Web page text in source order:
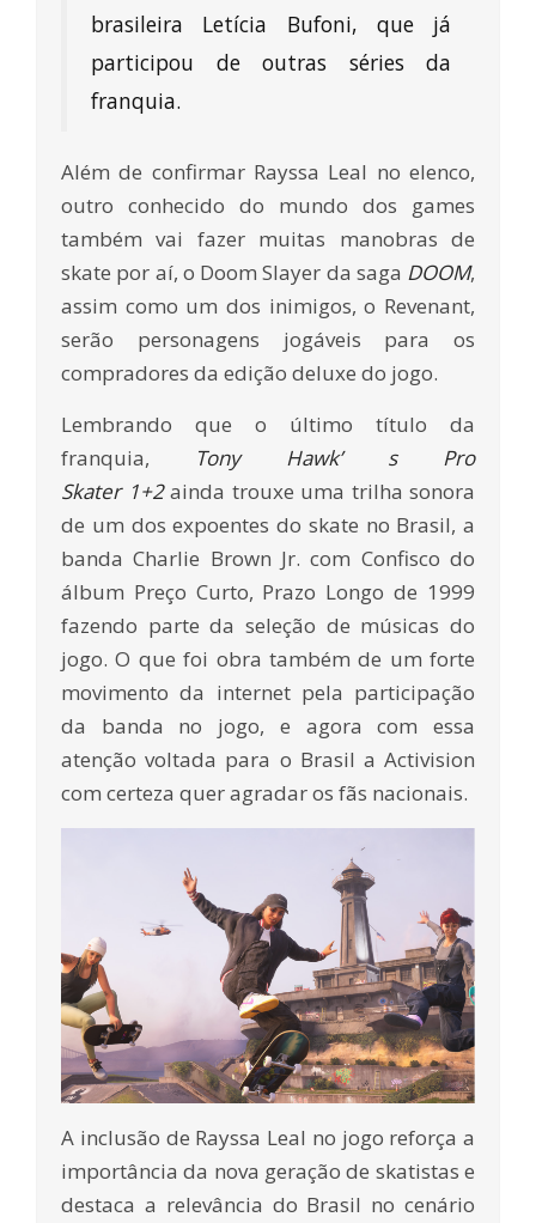
brasileira Letícia Bufoni, que já
participou de outras séries da
franquia.
Além de confirmar Rayssa Leal no elenco,
outro conhecido do mundo dos games
também vai fazer muitas manobras de
skate por aí, o Doom Slayer da saga DOOM,
assim como um dos inimigos, o Revenant,
serão personagens jogáveis para os
compradores da edição deluxe do jogo.
Lembrando que o último título da
franquia,
Tony Hawk’ s Pro
Skater 1+2ainda trouxe uma trilha sonora
de um dos expoentes do skate no Brasil, a
banda Charlie Brown Jr. com Confisco do
álbum Preço Curto, Prazo Longo de 1999
fazendo parte da seleção de músicas do
jogo. O que foi obra também de um forte
movimento da internet pela participação
da banda no jogo, e agora com essa
atenção voltada para o Brasil a Activision
com certeza quer agradar os fãs nacionais.
A inclusão de Rayssa Leal no jogo reforça a
importância da nova geração de skatistas e
destaca a relevância do Brasil no cenário